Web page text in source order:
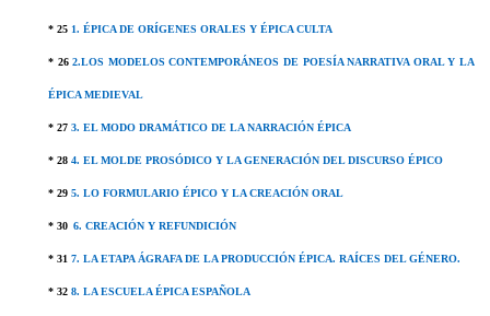
* 25 1. ÉPICADE ORÍGENES ORALES Y ÉPICA CULTA
* 262.LOS MODELOS CONTEMPORÁNEOS DE POESÍA NARRATIVA ORAL Y LA
ÉPICA MEDIEVAL
* 27 3. EL MODO DRAMÁTICO DE LA NARRACIÓN ÉPICA
* 28 4. EL MOLDE PROSÓDICO Y LA GENERACIÓN DEL DISCURSO ÉPICO
* 29 5. LO FORMULARIO ÉPICO Y LA CREACIÓN ORAL
* 30 6. CREACIÓN Y REFUNDICIÓN
* 31 7. LA ETAPA ÁGRAFA DE LA PRODUCCIÓN ÉPICA. RAÍCES DEL GÉNERO.
* 32 8. LA ESCUELA ÉPICA ESPAÑOLA